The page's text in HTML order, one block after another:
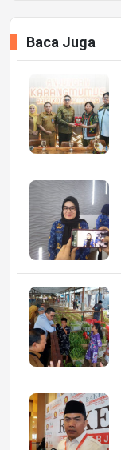
Baca Juga